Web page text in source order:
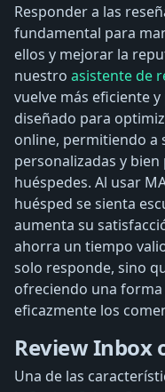
Responder a las
fundamental para
ellos y mejorar la
nuestro asistente de
vuelve más eficiente
diseñado para
online, permitiendo a
personalizadas y bien
huéspedes. Al usar
huésped se sienta
aumenta su
ahorra un tiempo
solo responde, sino
ofreciendo una
eficazmente los
Review Inbox
Una de las